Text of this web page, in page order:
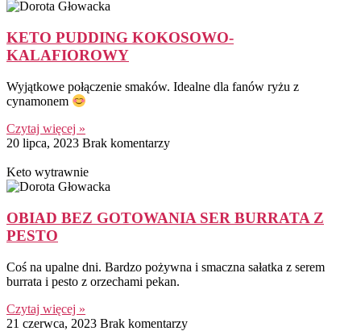
KETO PUDDING KOKOSOWO-
KALAFIOROWY
Wyjątkowe połączenie smaków. Idealne dla fanów ryżu z
cynamonem
Czytaj więcej »
20 lipca, 2023 Brak komentarzy
Keto wytrawnie
OBIAD BEZ GOTOWANIA SER BURRATA Z
PESTO
Coś na upalne dni. Bardzo pożywna i smaczna sałatka z serem
burrata i pesto z orzechami pekan.
Czytaj więcej »
21 czerwca, 2023 Brak komentarzy